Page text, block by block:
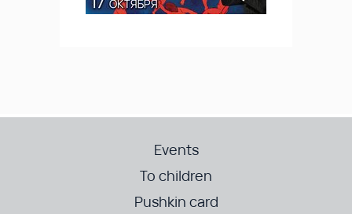
Events
To children
Pushkin card